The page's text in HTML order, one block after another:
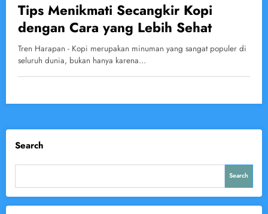
Tips Menikmati Secangkir Kopi
dengan Cara yang Lebih Sehat
Tren Harapan - Kopi merupakan minuman yang sangat populer di
seluruh dunia, bukan hanya karena…
Search
Search